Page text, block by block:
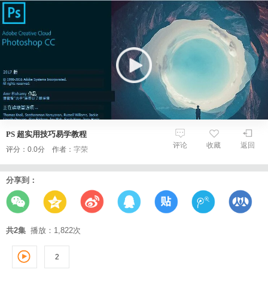
PS 超实用技巧易学教程
评分：0.0分 作者： 字荣 返回
收藏
评论
分享到：
共2集 播放：1,822次
2